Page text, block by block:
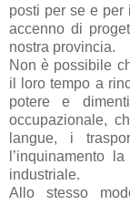
posti per se e per
accenno di
nostra provincia.
Non è possibile
il loro tempo a
potere e
occupazionale,
langue, i
l’inquinamento
industriale.
Allo stesso